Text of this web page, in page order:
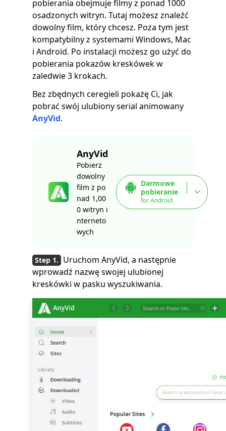
pobierania obejmuje filmy z ponad 1000
osadzonych witryn. Tutaj możesz znaleźć
dowolny film, który chcesz. Poza tym jest
kompatybilny z systemami Windows, Mac
i Android. Po instalacji możesz go użyć do
pobierania pokazów kreskówek w
zaledwie 3 krokach.
Bez zbędnych ceregieli pokażę Ci, jak
pobrać swój ulubiony serial animowany
AnyVid.
AnyVid
Pobierz
dowolny
film z po
nad 1,00
0 witryn i
nterneto
wych
Darmowe
pobieranie
for Android
Uruchom AnyVid, a następnie
wprowadź nazwę swojej ulubionej
kreskówki w pasku wyszukiwania.